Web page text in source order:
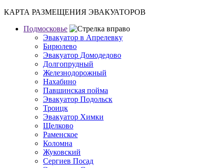
КАРТА РАЗМЕЩЕНИЯ ЭВАКУАТОРОВ
Подмосковье
Эвакуатор в Апрелевку
Бирюлево
Эвакуатор Домодедово
Долгопрудный
Железнодорожный
Нахабино
Павшинская пойма
Эвакуатор Подольск
Троицк
Эвакуатор Химки
Щелково
Раменское
Коломна
Жуковский
Сергиев Посад